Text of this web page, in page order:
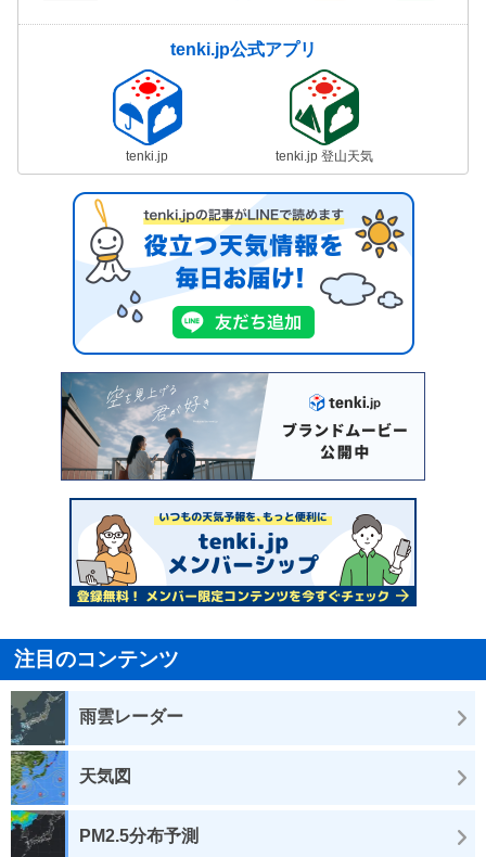
tenki.jp公式アプリ
tenki.jp tenki.jp 登山天気
注目のコンテンツ
雨雲レーダー
天気図
PM2.5分布予測